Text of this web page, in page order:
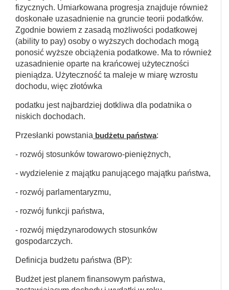
fizycznych. Umiarkowana progresja znajduje również
doskonałe uzasadnienie na gruncie teorii podatków.
Zgodnie bowiem z zasadą możliwości podatkowej
(ability to pay) osoby o wyższych dochodach mogą
ponosić wyższe obciążenia podatkowe. Ma to również
uzasadnienie oparte na krańcowej użyteczności
pieniądza. Użyteczność ta maleje w miarę wzrostu
dochodu, więc złotówka
podatku jest najbardziej dotkliwa dla podatnika o
niskich dochodach.
Przesłanki powstania budżetu państwa:
- rozwój stosunków towarowo-pieniężnych,
- wydzielenie z majątku panującego majątku państwa,
- rozwój parlamentaryzmu,
- rozwój funkcji państwa,
- rozwój międzynarodowych stosunków
gospodarczych.
Definicja budżetu państwa (BP):
Budżet jest planem finansowym państwa,